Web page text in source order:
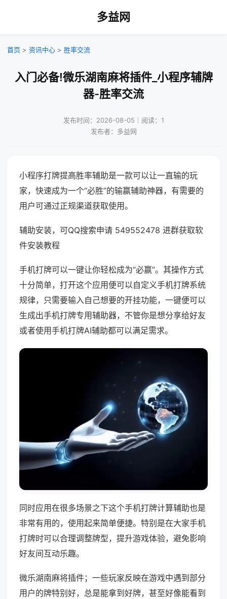
多益网
首页 > 资讯中心 > 胜率交流
入门必备!微乐湖南麻将插件_小程序辅牌
器-胜率交流
发布时间：2026-08-05｜阅读：1
发布者：多益网
小程序打牌提高胜率辅助是一款可以让一直输的玩
家，快速成为一个“必胜”的输赢辅助神器，有需要的
用户可通过正规渠道获取使用。
辅助安装，可QQ搜索申请 549552478 进群获取软
件安装教程
手机打牌可以一键让你轻松成为“必赢”。其操作方式
十分简单，打开这个应用便可以自定义手机打牌系统
规律，只需要输入自己想要的开挂功能，一键便可以
生成出手机打牌专用辅助器，不管你是想分享给好友
或者使用手机打牌AI辅助都可以满足需求。
同时应用在很多场景之下这个手机打牌计算辅助也是
非常有用的，使用起来简单便捷。特别是在大家手机
打牌时可以合理调整牌型，提升游戏体验，避免影响
好友间互动乐趣。
微乐湖南麻将插件；一些玩家反映在游戏中遇到部分
用户的牌特别好，总是能拿到好牌，甚至好像能看到